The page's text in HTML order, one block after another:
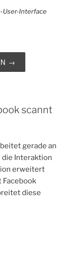
→
scannt
gerade an
die Interaktion
erweitert
diese